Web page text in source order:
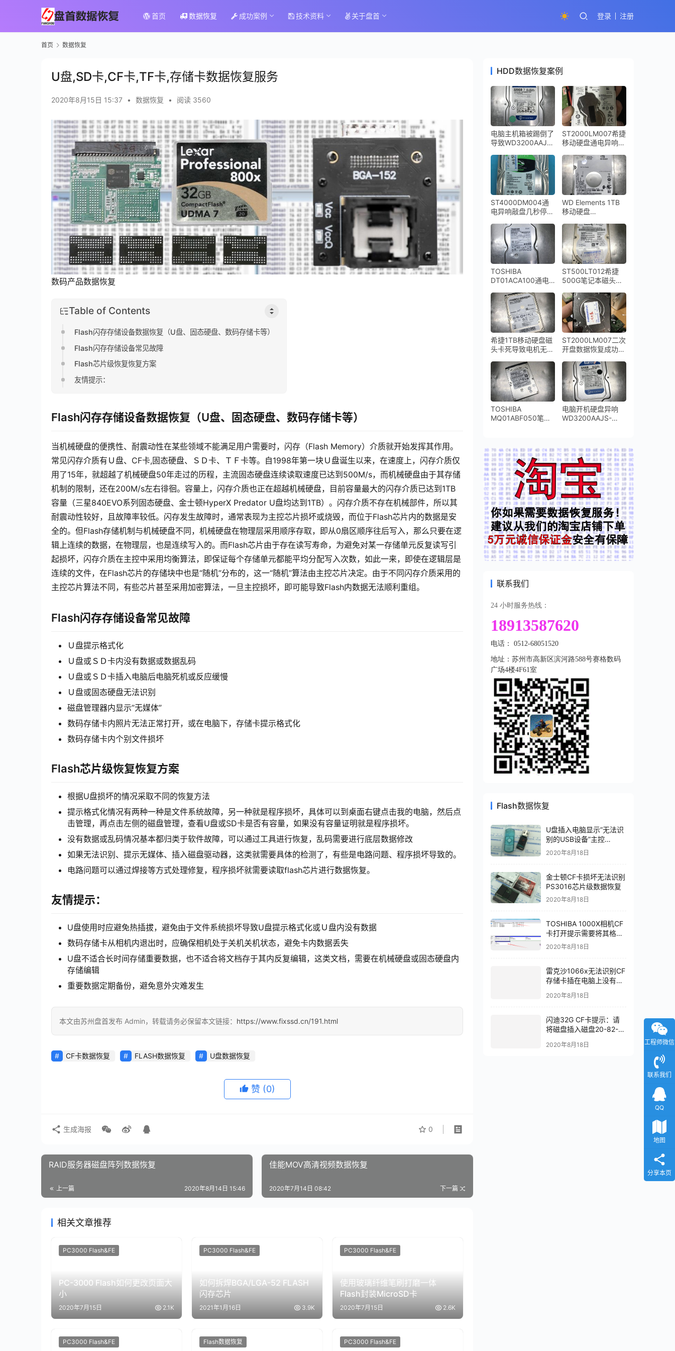
首页 数据恢复 成功案例 技术资料 关于盘首 登录 注册
首页 数据恢复
U盘,SD卡,CF卡,TF卡,存储卡数据恢复服务
2020年8月15日 15:37 • 数据恢复 • 阅读 3560
数码产品数据恢复
Table of Contents
Flash闪存存储设备数据恢复（U盘、固态硬盘、数码存储卡等）
Flash闪存存储设备常见故障
Flash芯片级恢复恢复方案
友情提示：
Flash闪存存储设备数据恢复（U盘、固态硬盘、数码存储卡等）
当机械硬盘的便携性、耐震动性在某些领域不能满足用户需要时，闪存（Flash Memory）介质就开始发挥其作用。
常见闪存介质有Ｕ盘、CF卡,固态硬盘、ＳＤ卡、ＴＦ卡等。自1998年第一块Ｕ盘诞生以来，在速度上，闪存介质仅
用了15年，就超越了机械硬盘50年走过的历程，主流固态硬盘连续读取速度已达到500M/s，而机械硬盘由于其存储
机制的限制，还在200M/s左右徘徊。容量上，闪存介质也正在超越机械硬盘，目前容量最大的闪存介质已达到1TB
容量（三星840EVO系列固态硬盘、金士顿HyperX Predator U盘均达到1TB）。闪存介质不存在机械部件，所以其
耐震动性较好，且故障率较低。闪存发生故障时，通常表现为主控芯片损坏或烧毁，而位于Flash芯片内的数据是安
全的。但Flash存储机制与机械硬盘不同，机械硬盘在物理层采用顺序存取，即从0扇区顺序往后写入，那么只要在逻
辑上连续的数据，在物理层，也是连续写入的。而Flash芯片由于存在读写寿命，为避免对某一存储单元反复读写引
起损坏，闪存介质在主控中采用均衡算法，即保证每个存储单元都能平均分配写入次数，如此一来，即使在逻辑层是
连续的文件，在Flash芯片的存储块中也是“随机”分布的，这一“随机”算法由主控芯片决定。由于不同闪存介质采用的
主控芯片算法不同，有些芯片甚至采用加密算法，一旦主控损坏，即可能导致Flash内数据无法顺利重组。
Flash闪存存储设备常见故障
Ｕ盘提示格式化
Ｕ盘或ＳＤ卡内没有数据或数据乱码
Ｕ盘或ＳＤ卡插入电脑后电脑死机或反应缓慢
Ｕ盘或固态硬盘无法识别
磁盘管理器内显示”无媒体”
数码存储卡内照片无法正常打开，或在电脑下，存储卡提示格式化
数码存储卡内个别文件损坏
Flash芯片级恢复恢复方案
根据U盘损坏的情况采取不同的恢复方法
提示格式化情况有两种一种是文件系统故障，另一种就是程序损坏，具体可以到桌面右键点击我的电脑，然后点
击管理，再点击左侧的磁盘管理，查看U盘或SD卡是否有容量，如果没有容量证明就是程序损坏。
没有数据或乱码情况基本都归类于软件故障，可以通过工具进行恢复，乱码需要进行底层数据修改
如果无法识别、提示无媒体、插入磁盘驱动器，这类就需要具体的检测了，有些是电路问题、程序损坏导致的。
电路问题可以通过焊接等方式处理修复，程序损坏就需要读取flash芯片进行数据恢复。
友情提示：
U盘使用时应避免热插拔，避免由于文件系统损坏导致U盘提示格式化或Ｕ盘内没有数据
数码存储卡从相机内退出时，应确保相机处于关机关机状态，避免卡内数据丢失
U盘不适合长时间存储重要数据，也不适合将文档存于其内反复编辑，这类文档，需要在机械硬盘或固态硬盘内
存储编辑
重要数据定期备份，避免意外灾难发生
本文由苏州盘首发布 Admin，转载请务必保留本文链接： https://www.fixssd.cn/191.html
CF卡数据恢复 FLASH数据恢复 U盘数据恢复
赞 (0)
0
生成海报
RAID服务器磁盘阵列数据恢复
上一篇 2020年8月14日 15:46
佳能MOV高清视频数据恢复
下一篇
2020年7月14日 08:42
相关文章推荐
PC-3000 Flash如何更改页面大
小
2020年7月15日 2.1K
PC3000 Flash&FE
如何拆焊BGA/LGA-52 FLASH
闪存芯片
2021年1月16日 3.9K
PC3000 Flash&FE
使用玻璃纤维笔刷打磨一体
Flash封装MicroSD卡
2020年7月15日 2.6K
PC3000 Flash&FE
PC3000 Flash&FE Flash数据恢复 PC3000 Flash&FE
HDD数据恢复案例
电脑主机箱被踢倒了
导致WD3200AAJS
开盘数据恢复成功
ST2000LM007希捷
移动硬盘通电异响敲
恢复成功
ST4000DM004通
电异响敲盘几秒停转
数据恢复完美成功
WD Elements 1TB
移动硬盘
11Y0TS0开盘数据
恢复成功
TOSHIBA
DT01ACA100通电
别开盘数据恢复成功
ST500LT012希捷
500G笔记本磁头损
希捷1TB移动硬盘磁
头卡死导致电机无法
开盘数据恢复成功
ST2000LM007二次
开盘数据恢复成功希
TOSHIBA
MQ01ABF050笔记
电脑开机硬盘异响
WD3200AAJS-
联系我们
24 小时服务热线：
18913587620
电话： 0512-68051520
地址：苏州市高新区滨河路588号赛格数码
广场4楼4F61室
Flash数据恢复
U盘插入电脑显示”无法识
别的USB设备”主控
AU6985HL数据恢复成功
2020年8月18日
金士顿CF卡损坏无法识别
PS3016芯片级数据恢复
2020年8月18日
TOSHIBA 1000X相机CF
卡打开提示需要将其格式
化,磁盘管理显示32MB芯
片级数据恢复成功
2020年8月18日
雷克沙1066x无法识别CF
存储卡插在电脑上没有反
2020年8月18日
闪迪32G CF卡提示：请
将磁盘插入磁盘20-82-
2020年8月18日 工程师微信
联系我们
QQ
地图
分享本页